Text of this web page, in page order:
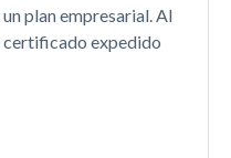
plan empresarial. Al
certificado expedido